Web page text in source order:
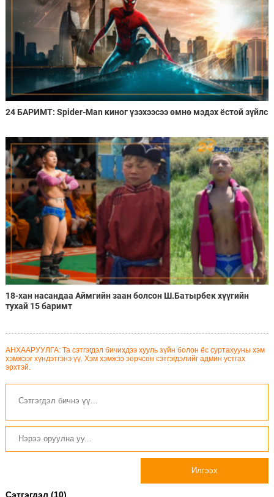
24 БАРИМТ: Spider-Man киног үзэхээсээ өмнө мэдэх ёстой зүйлс
18-хан насандаа Аймгийн заан болсон Ш.Батырбек хүүгийн
тухай 15 баримт
АНХААРУУЛГА: Та сэтгэгдэл бичихдээ хууль зүйн болон ёс суртахууны хэм
хэмжээг хүндэтгэнэ үү. Хэм хэмжээ зөрчсөн сэтгэгдэлийг админ устгах
эрхтэй.
Илгээх
Сэтгэгдэл (10)